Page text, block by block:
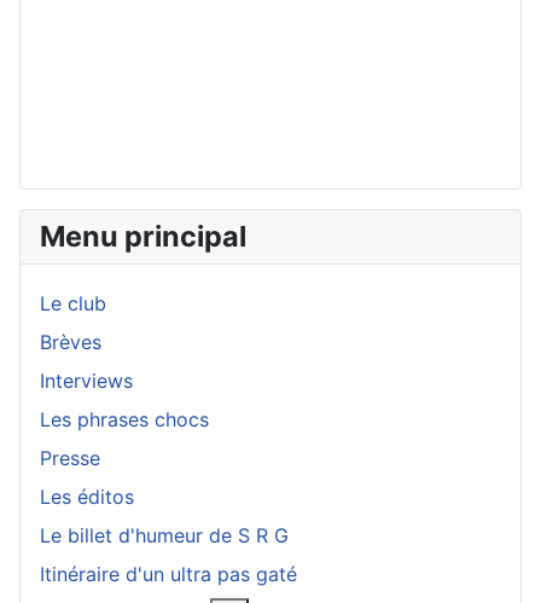
Menu principal
Le club
Brèves
Interviews
Les phrases chocs
Presse
Les éditos
Le billet d'humeur de S R G
Itinéraire d'un ultra pas gaté